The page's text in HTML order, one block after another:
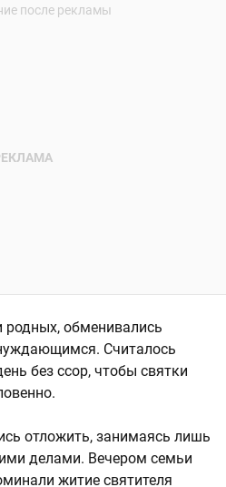
обменивались
Считалось
без ссор, чтобы святки
отложить, занимаясь лишь
делами. Вечером семьи
житие святителя